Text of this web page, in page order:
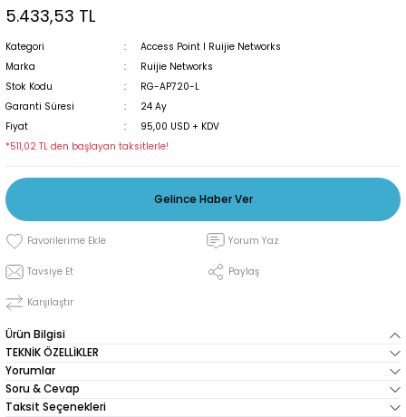
Cihazları
5.433,53 TL
Kategori
Access Point I Ruijie Networks
Marka
Ruijie Networks
Stok Kodu
RG-AP720-L
Garanti Süresi
24 Ay
Fiyat
95,00 USD + KDV
*511,02 TL den başlayan taksitlerle!
Gelince Haber Ver
Yorum Yaz
Tavsiye Et Paylaş
Karşılaştır
Ürün Bilgisi
TEKNİK ÖZELLİKLER
Yorumlar
Soru & Cevap
Taksit Seçenekleri